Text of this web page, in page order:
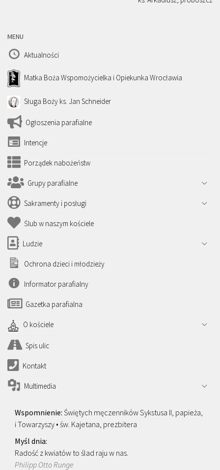
MENU
Aktualności
Matka Boża Wspomożycielka i Opiekunka Wrocławia
Sługa Boży ks. Jan Schneider
Ogłoszenia parafialne
Intencje
Porządek nabożeństw
Grupy parafialne
Sakramenty i posługi
Ślub w naszym kościele
Ludzie
Ochrona dzieci i młodzieży
Informator parafialny
Gazetka parafialna
O kościele
Spis ulic
Kontakt
Multimedia
Świętych męczenników Sykstusa II, papieża,
i Towarzyszy • św. Kajetana, prezbitera
Radość z kwiatów to ślad raju w nas.
Philipp Otto Runge